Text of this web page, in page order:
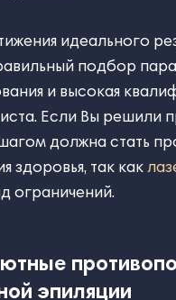
идеального
подбор
и высокая
Если Вы решили
должна стать
здоровья, так как
ограничений.
эпиляции